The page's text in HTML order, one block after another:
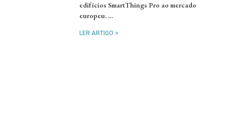
edifícios SmartThings Pro ao mercado
europeu. …
LER ARTIGO >